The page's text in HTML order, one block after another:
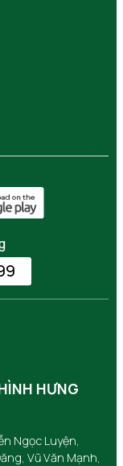
HƯNG
Ngọc Luyện,
Vũ Văn Mạnh,